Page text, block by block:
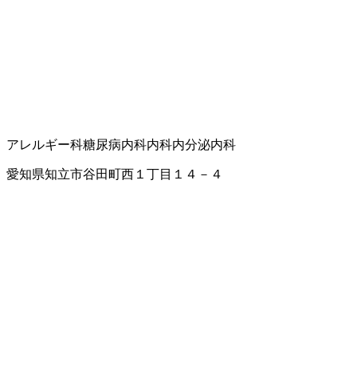
アレルギー科糖尿病内科内科内分泌内科
愛知県知立市谷田町西１丁目１４－４